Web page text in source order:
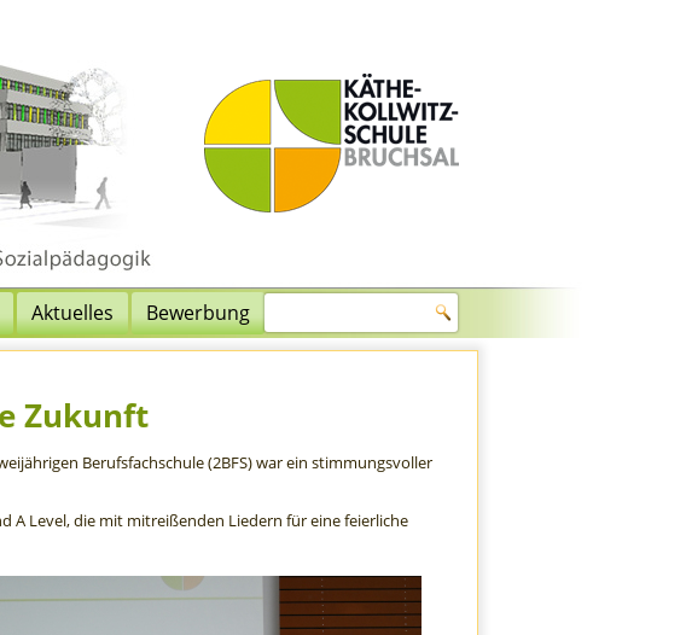
Aktuelles Bewerbung
Zukunft
Berufsfachschule (2BFS) war ein stimmungsvoller
A Level, die mit mitreißenden Liedern für eine feierliche